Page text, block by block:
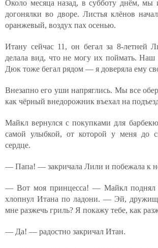
Около месяца назад, в субботу днём, мы
догонялки во дворе. Листья клёнов
оранжевый, воздух пах осенью.
Итану сейчас 11, он бегал за 8-летней
делала вид, что не могу их поймать. Наш
Дюк тоже бегал рядом — я доверяла ему
Внезапно его уши напряглись. Мы все
как чёрный внедорожник въехал на
Майкл вернулся с покупками для
самой улыбкой, от которой у меня до
сердце.
— Папа! — закричала Лили и побежала к
— Вот моя принцесса! — Майкл поднял
хлопнул Итана по ладони. — Эй,
мне разжечь гриль? Я покажу тебе, как
— Да! — радостно закричал Итан.